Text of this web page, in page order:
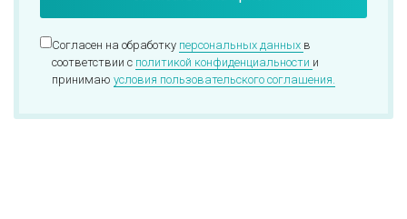
Согласен на обработку персональных данных в
соответствии с политикой конфиденциальности и
принимаю условия пользовательского соглашения.